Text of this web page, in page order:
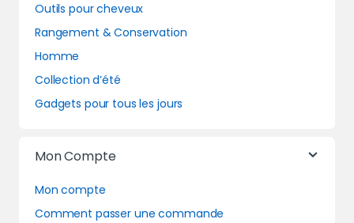
Outils pour cheveux
Rangement & Conservation
Homme
Collection d’été
Gadgets pour tous les jours
Mon Compte
Mon compte
Comment passer une commande